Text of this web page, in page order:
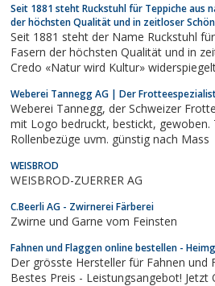
Seit 1881 steht Ruckstuhl für Teppiche aus
der höchsten Qualität und in zeitloser
Seit 1881 steht der Name Ruckstuhl
Fasern der höchsten Qualität und in
Credo «Natur wird Kultur»
verwenden Naturfasern von Wolle, Leinen, Kokos und Sisal, um
mit...
Weberei Tannegg AG | Der
Weberei Tannegg, der Schweizer Frotteespezialist. Handtücher
mit Logo bedruckt, bestickt, gewoben.
Rollenbezüge uvm. günstig nach Mass
WEISBROD
WEISBROD-ZUERRER AG
C.Beerli AG - Zwirnerei Färberei
Zwirne und Garne vom Feinsten
Fahnen und Flaggen online bestellen -
Der grösste Hersteller für Fahnen und
Bestes Preis - Leistungsangebot! Jetzt